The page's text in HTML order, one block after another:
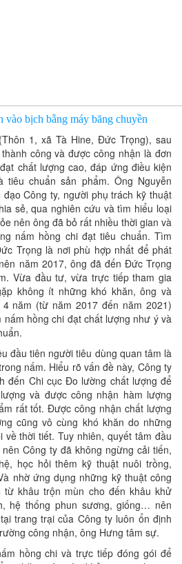
vào bịch bằng máy băng chuyền
1, xã Tà Hine, Đức Trọng), sau
công và được công nhận là đơn
chất lượng cao, đáp ứng điều kiện
chuẩn sản phẩm. Ông Nguyễn
Công ty, người phụ trách kỹ thuật
sẻ, qua nghiên cứu và tìm hiểu loại
nên ông đã bỏ rất nhiều thời gian và
nấm hồng chi đạt tiêu chuẩn. Tìm
Trọng là nơi phù hợp nhất để phát
năm 2017, ông đã đến Đức Trọng
Vừa đầu tư, vừa trực tiếp tham gia
không ít những khó khăn, ông và
năm (từ năm 2017 đến năm 2021)
hồng chi đạt chất lượng như ý và
đầu tiên người tiêu dùng quan tâm là
nấm. Hiểu rõ vấn đề này, Công ty
đến Chi cục Đo lường chất lượng để
và được công nhận hàm lượng
rất tốt. Được công nhận chất lượng
cũng vô cùng khó khăn do những
về thời tiết. Tuy nhiên, quyết tâm đầu
Công ty đã không ngừng cải tiến,
học hỏi thêm kỹ thuật nuôi trồng,
nhờ ứng dụng những kỹ thuật công
khâu trộn mùn cho đến khâu khử
hệ thống phun sương, giống… nên
trang trại của Công ty luôn ổn định
công nhận, ông Hưng tâm sự.
hồng chi và trực tiếp đóng gói để